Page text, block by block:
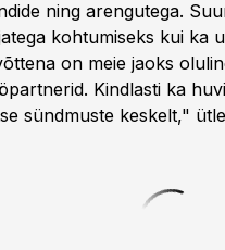
ning arengutega.
kohtumiseks kui ka
on meie jaoks
Kindlasti ka
sündmuste keskelt,"